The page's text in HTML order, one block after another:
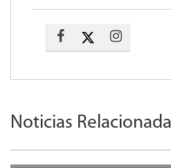
Noticias